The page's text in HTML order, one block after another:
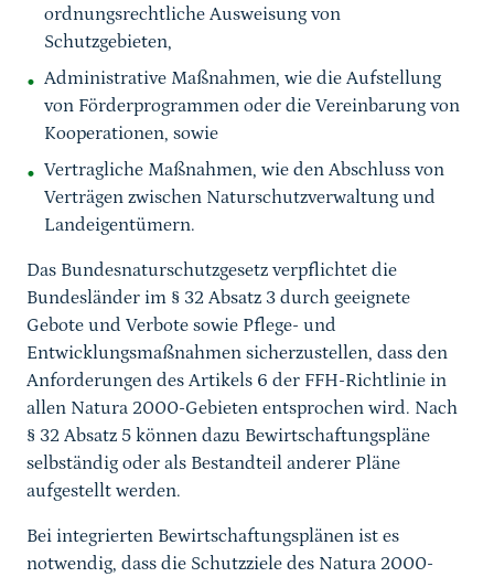
ordnungsrechtliche Ausweisung von
Schutzgebieten,
Administrative Maßnahmen, wie die Aufstellung
von Förderprogrammen oder die Vereinbarung von
Kooperationen, sowie
Vertragliche Maßnahmen, wie den Abschluss von
Verträgen zwischen Naturschutzverwaltung und
Landeigentümern.
Das Bundesnaturschutzgesetz verpflichtet die
Bundesländer im § 32 Absatz 3 durch geeignete
Gebote und Verbote sowie Pflege- und
Entwicklungsmaßnahmen sicherzustellen, dass den
Anforderungen des Artikels 6 der FFH-Richtlinie in
allen Natura 2000-Gebieten entsprochen wird. Nach
§ 32 Absatz 5 können dazu Bewirtschaftungspläne
selbständig oder als Bestandteil anderer Pläne
aufgestellt werden.
Bei integrierten Bewirtschaftungsplänen ist es
notwendig, dass die Schutzziele des Natura 2000-